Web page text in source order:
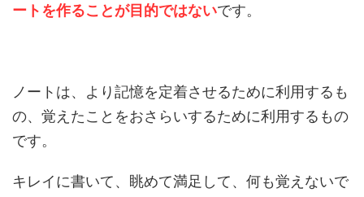
ートを作ることが目的ではないです。
ノートは、より記憶を定着させるために利用するも
の、覚えたことをおさらいするために利用するもの
です。
キレイに書いて、眺めて満足して、何も覚えないで